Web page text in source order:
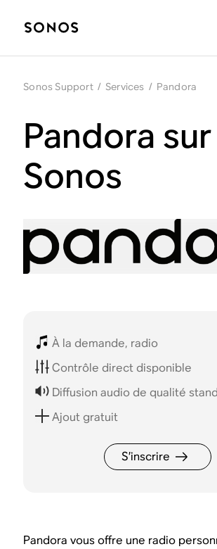
Sonos Support / Services / Pandora
Pandora sur
Sonos
À la demande, radio
Contrôle direct disponible
Diffusion audio de qualité
Ajout gratuit
S’inscrire
Pandora vous offre une radio